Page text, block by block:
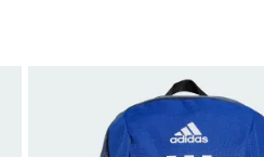
Añadir a la lista de deseos